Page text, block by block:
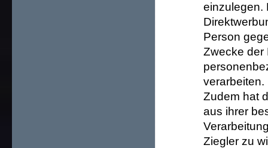
einzulegen.
Person
Zwecke der
verarbeiten.
Zudem hat
aus ihrer
Ziegler zu